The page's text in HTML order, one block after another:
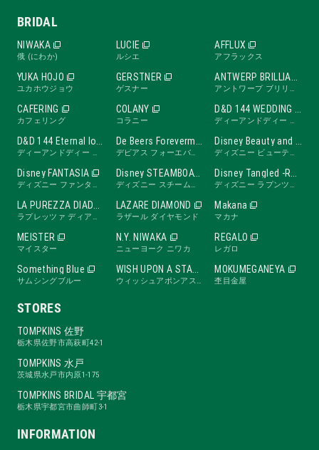
BRIDAL
NIWAKA
俄 (にわか)
LUCIE
ルシエ
AFFLUX
アフラックス
YUKA HOJO
ユカホウジョウ
GERSTNER
ゲスナー
ANTWERP BRILLIANT
アントワープ ブリリアント
CAFERING
カフェリング
COLANY
コラニー
D&D 144 WEDDING BAND
ディーアンドディー ワンフォーティーフォー ウェディングバンド
D&D 144 Eternal love band
ディーアンドディー ワンフォーティーフォー エターナルラブバンド
De Beers Forevermark
デビアス フォーエバーマーク
Disney Beauty and the Beast -ROSE Line-
ディズニー ビューティ・アンド・ビースト ローズライン
Disney FANTASIA
ディズニー ファンタジア
Disney STEAMBOAT WILLIE
ディズニー スチームボートウィリー
Disney Tangled -RAPUNZEL Collection-
ディズニー ラプンツェル
LA PUREZZA DIADE
ラプレッツァ ディアーデ
LAZARE DIAMOND
ラザール ダイヤモンド
Makana
マカナ
MEISTER
マイスター
N.Y. NIWAKA
ニューヨーク ニワカ
REGALO
レガロ
Something Blue
サムシングブルー
WISH UPON A STAR
ウィッシュアポンアスター
MOKUMEGANEYA
杢目金屋
STORES
TOMPKINS 佐野
栃木県佐野市高萩町42-1
TOMPKINS 水戸
茨城県水戸市内原1-175
TOMPKINS BRIDAL 宇都宮
栃木県宇都宮市曲師町3-1
INFORMATION